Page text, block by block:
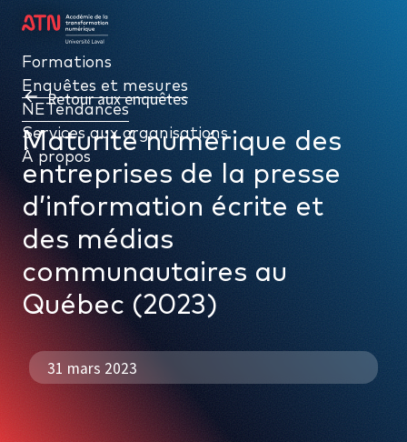
Retour aux enquêtes
Maturité numérique des
entreprises de la presse
d’information écrite et
des médias
communautaires au
Québec (2023)
31 mars 2023
Formations
Enquêtes et mesures
NETendances
Services aux organisations
À propos
Formations
Enquêtes et mesures
NETendances
Services aux organisations
À propos
PAR TYPE